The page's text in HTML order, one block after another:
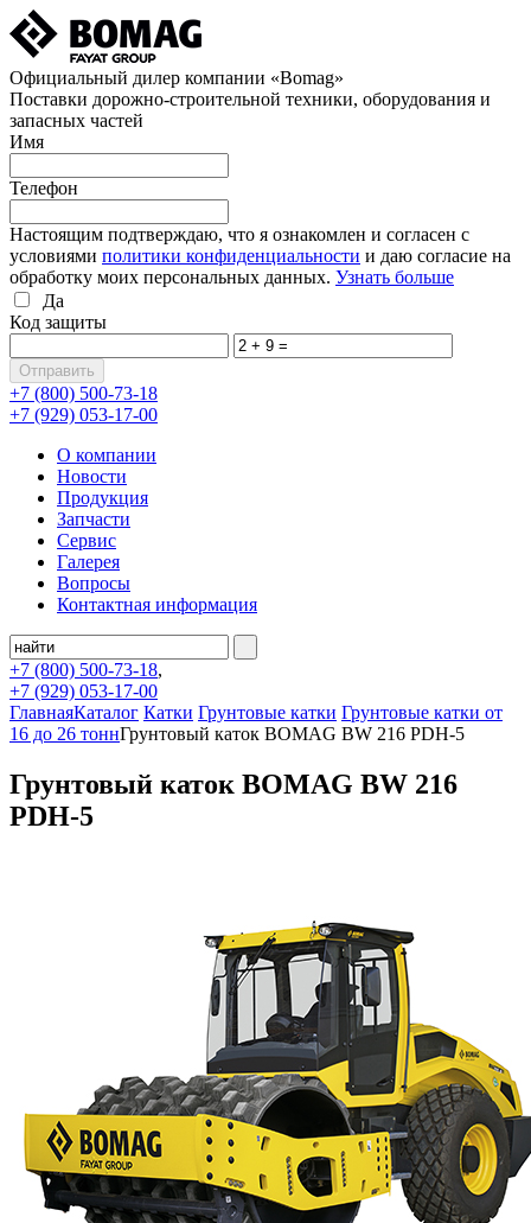
Официальный дилер компании «Bomag»
Поставки дорожно-строительной техники, оборудования и
запасных частей
Имя
Телефон
Настоящим подтверждаю, что я ознакомлен и согласен с
условиями политики конфиденциальности и даю согласие на
обработку моих персональных данных. Узнать больше
Да
Код защиты
+7 (800) 500-73-18
+7 (929) 053-17-00
О компании
Новости
Продукция
Запчасти
Сервис
Галерея
Вопросы
Контактная информация
+7 (800) 500-73-18,
+7 (929) 053-17-00
ГлавнаяКаталог Катки Грунтовые катки Грунтовые катки от
16 до 26 тоннГрунтовый каток BOMAG BW 216 PDH-5
Грунтовый каток BOMAG BW 216
PDH-5